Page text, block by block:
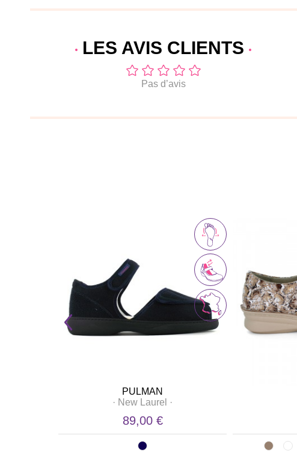
LES AVIS CLIENTS
Pas d’avis
PULMAN
· New Laurel ·
89,00 €